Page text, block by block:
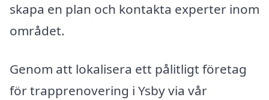
skapa en plan och kontakta experter inom
området.
Genom att lokalisera ett pålitligt företag
för trapprenovering i Ysby via vår